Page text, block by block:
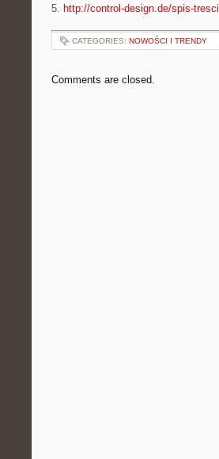
5. http://control-design.de/spis-tresci
CATEGORIES: NOWOŚCI I TRENDY
Comments are closed.